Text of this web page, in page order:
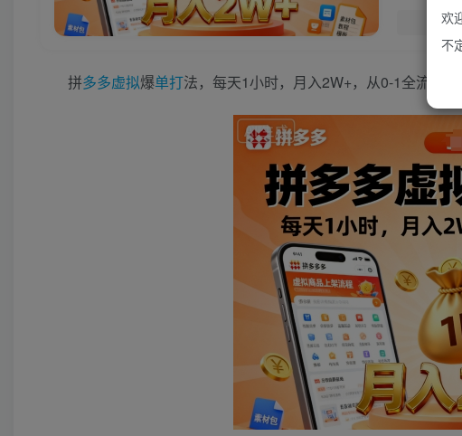
拼多多虚拟爆单打法，每天1小时，月入2W+，从0-1全流程
欢
不